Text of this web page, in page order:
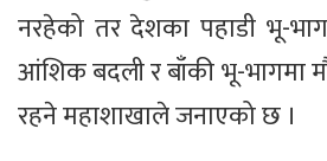
नरहेको तर देशका पहाडी भू-
आंशिक बदली र बाँकी भू-भागमा
रहने महाशाखाले जनाएको छ ।